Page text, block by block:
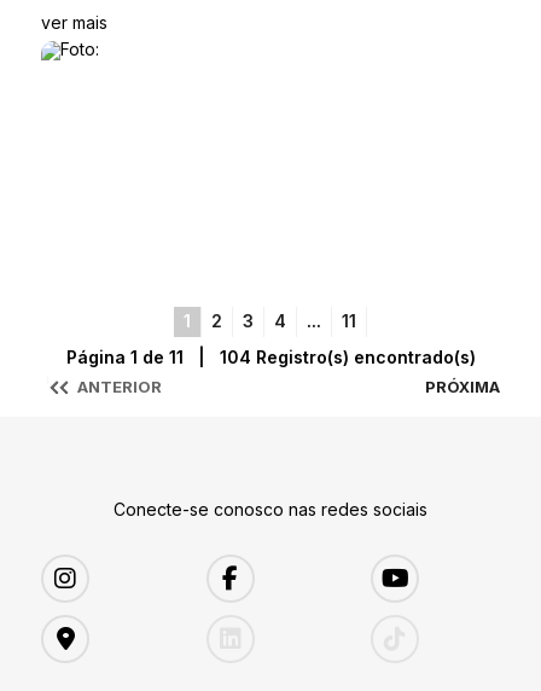
ver mais
1 2 3 4 ... 11
ANTERIOR
Página 1 de 11 | 104 Registro(s) encontrado(s)
PRÓXIMA
Conecte-se conosco nas redes sociais